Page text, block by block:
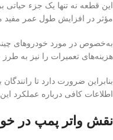
این قطعه نه تنها یک جزء
مؤثر در افزایش طول عمر مفید
به‌خصوص در مورد خودروهای
هزینه‌های تعمیرات را نیز به
بنابراین ضرورت دارد تا
اطلاعات کافی درباره عملکرد
نقش واتر پمپ در